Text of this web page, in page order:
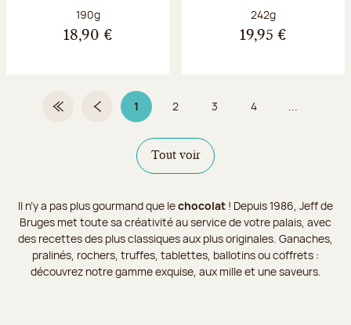
Poids net :
190g
18,90 €
Poids net :
242g
19,95 €
Première pagePage précédente
1Page 1 sur 9
Page
2 Page
3 Page
4 ...
Tout voir
Il n’y a pas plus gourmand que lechocolat ! Depuis 1986, Jeff de
Bruges met toute sa créativité au service de votre palais, avec
des recettes des plus classiques aux plus originales. Ganaches,
pralinés, rochers, truffes, tablettes, ballotins ou coffrets :
découvrez notre gamme exquise, aux mille et une saveurs.